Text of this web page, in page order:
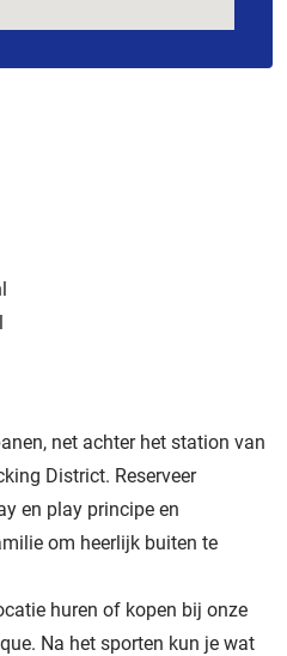
net achter het station van
District. Reserveer
en play principe en
om heerlijk buiten te
huren of kopen bij onze
Na het sporten kun je wat